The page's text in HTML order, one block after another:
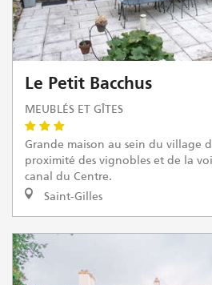
Le Petit Bacchus
MEUBLÉS ET GÎTES
Grande maison au sein du village
proximité des vignobles et de la
canal du Centre.
Saint-Gilles